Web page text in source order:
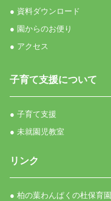
● 資料ダウンロード
● 園からのお便り
● アクセス
子育て支援について
● 子育て支援
● 未就園児教室
リンク
● 柏の葉わんぱくの杜保育園